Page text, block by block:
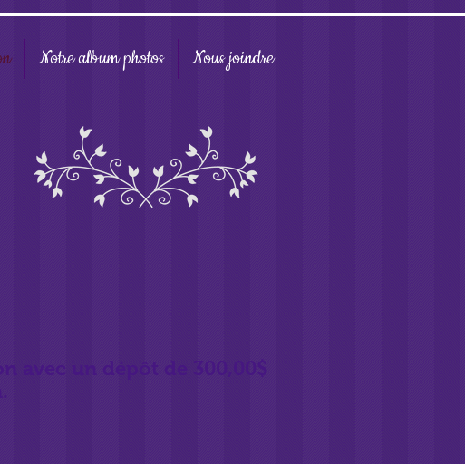
Notre album photos Nous joindre
avec un dépôt de 300,00$